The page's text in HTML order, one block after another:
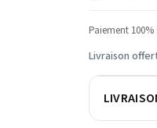
Paiement 100%
Livraison